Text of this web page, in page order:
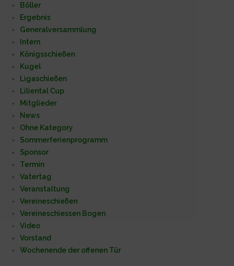
Böller
Ergebnis
Generalversammlung
Intern
Königsschießen
Kugel
Ligaschießen
Liliental Cup
Mitglieder
News
Ohne Kategory
Sommerferienprogramm
Sponsor
Termin
Vatertag
Veranstaltung
Vereineschießen
Vereineschiessen Bogen
Video
Vorstand
Wochenende der offenen Tür